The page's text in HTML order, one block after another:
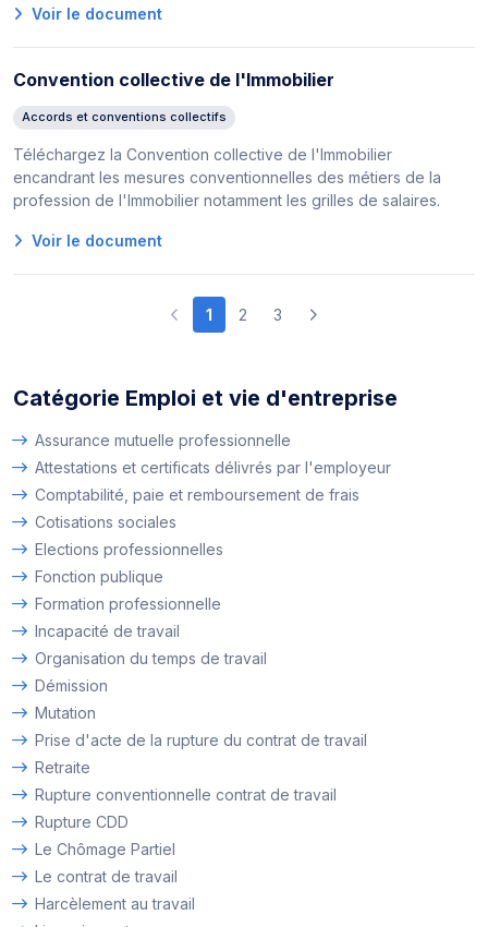
Voir le document
Convention collective de l'Immobilier
Accords et conventions collectifs
Téléchargez la Convention collective de l'Immobilier
encandrant les mesures conventionnelles des métiers de la
profession de l'Immobilier notamment les grilles de salaires.
Voir le document
1 2 3
Catégorie Emploi et vie d'entreprise
Assurance mutuelle professionnelle
Attestations et certificats délivrés par l'employeur
Comptabilité, paie et remboursement de frais
Cotisations sociales
Elections professionnelles
Fonction publique
Formation professionnelle
Incapacité de travail
Organisation du temps de travail
Démission
Mutation
Prise d'acte de la rupture du contrat de travail
Retraite
Rupture conventionnelle contrat de travail
Rupture CDD
Le Chômage Partiel
Le contrat de travail
Harcèlement au travail